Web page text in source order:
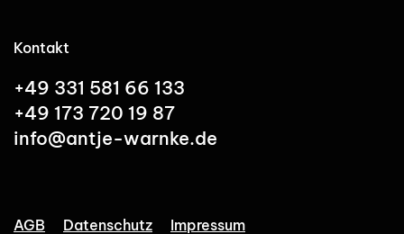
Kontakt
+49 331 581 66 133
+49 173 720 19 87
info@antje-warnke.de
AGB Datenschutz Impressum